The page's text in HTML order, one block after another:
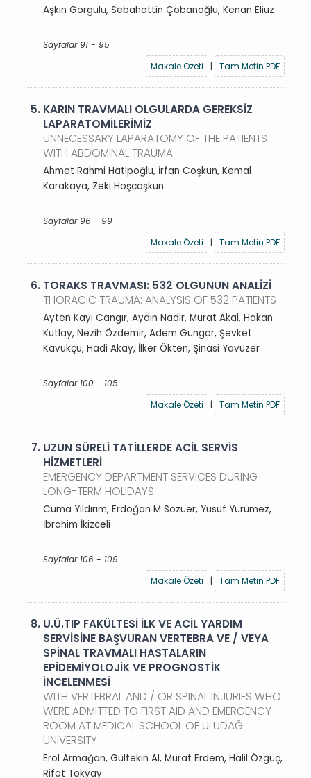
Aşkın Görgülü, Sebahattin Çobanoğlu, Kenan Eliuz
Sayfalar 91 - 95
Makale Özeti
| Tam Metin PDF
5. KARIN TRAVMALI OLGULARDA GEREKSİZ
LAPARATOMİLERİMİZ
UNNECESSARY LAPARATOMY OF THE PATIENTS
WITH ABDOMINAL TRAUMA
Ahmet Rahmi Hatipoğlu, İrfan Coşkun, Kemal
Karakaya, Zeki Hoşcoşkun
Sayfalar 96 - 99
Makale Özeti
| Tam Metin PDF
6. TORAKS TRAVMASI: 532 OLGUNUN ANALİZİ
THORACIC TRAUMA: ANALYSIS OF 532 PATIENTS
Ayten Kayı Cangır, Aydın Nadir, Murat Akal, Hakan
Kutlay, Nezih Özdemir, Adem Güngör, Şevket
Kavukçu, Hadi Akay, İlker Ökten, Şinasi Yavuzer
Sayfalar 100 - 105
Makale Özeti
| Tam Metin PDF
7. UZUN SÜRELİ TATİLLERDE ACİL SERVİS
HİZMETLERİ
EMERGENCY DEPARTMENT SERVICES DURING
LONG-TERM HOLIDAYS
Cuma Yıldırım, Erdoğan M Sözüer, Yusuf Yürümez,
İbrahim İkizceli
Sayfalar 106 - 109
Makale Özeti
| Tam Metin PDF
8. U.Ü.TIP FAKÜLTESİ İLK VE ACİL YARDIM
SERVİSİNE BAŞVURAN VERTEBRA VE / VEYA
SPİNAL TRAVMALI HASTALARIN
EPİDEMİYOLOJİK VE PROGNOSTİK
İNCELENMESİ
WITH VERTEBRAL AND / OR SPINAL INJURIES WHO
WERE ADMITTED TO FIRST AID AND EMERGENCY
ROOM AT MEDICAL SCHOOL OF ULUDAĞ
UNIVERSITY
Erol Armağan, Gültekin Al, Murat Erdem, Halil Özgüç,
Rifat Tokyay